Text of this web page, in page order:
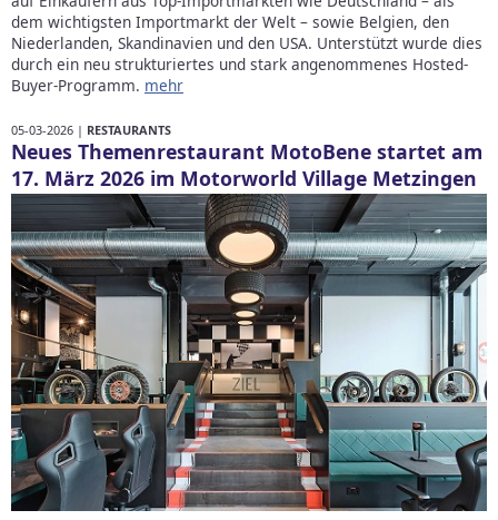
dem wichtigsten Importmarkt der Welt – sowie Belgien, den
Niederlanden, Skandinavien und den USA. Unterstützt wurde dies
durch ein neu strukturiertes und stark angenommenes Hosted-
Buyer-Programm. mehr
05-03-2026 | RESTAURANTS
Neues Themenrestaurant MotoBene startet am
17. März 2026 im Motorworld Village Metzingen